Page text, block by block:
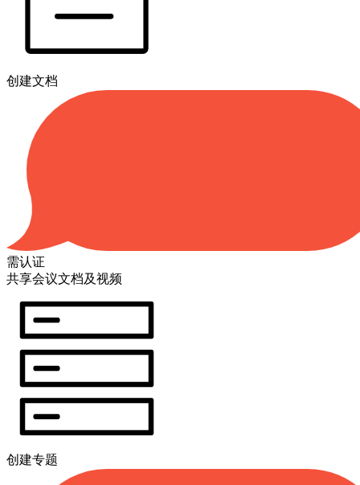
创建文档
需认证
共享会议文档及视频
创建专题